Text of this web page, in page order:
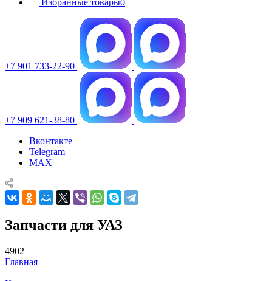
Избранные товары0
+7 901 733-22-90
+7 909 621-38-80
Вконтакте
Telegram
MAX
Запчасти для УАЗ
4902
Главная
—